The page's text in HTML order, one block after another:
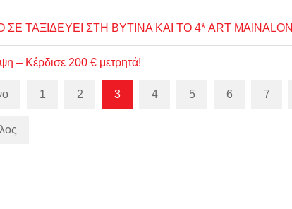
ΤΑΞΙΔΕΥΕΙ ΣΤΗ ΒΥΤΙΝΑ ΚΑΙ ΤΟ 4* ART MAINALON
– Κέρδισε 200 € μετρητά!
1 2 3 4 5 6 7